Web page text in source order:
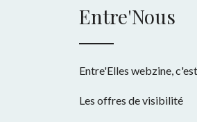
Entre'Nous
Entre'Elles webzine,
Les offres de visibilité